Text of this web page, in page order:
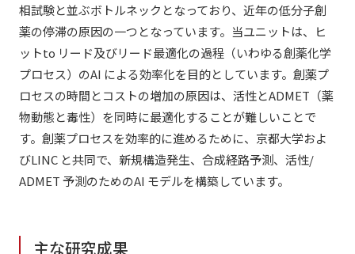
相試験と並ぶボトルネックとなっており、近年の低分子創
薬の停滞の原因の一つとなっています。当ユニットは、ヒ
ットto リード及びリード最適化の過程（いわゆる創薬化学
プロセス）のAI による効率化を目的としています。創薬プ
ロセスの時間とコストの増加の原因は、活性とADMET（薬
物動態と毒性）を同時に最適化することが難しいことで
す。創薬プロセスを効率的に進めるために、京都大学およ
びLINC と共同で、新規構造発生、合成経路予測、活性/
ADMET 予測のためのAI モデルを構築しています。
主な研究成果